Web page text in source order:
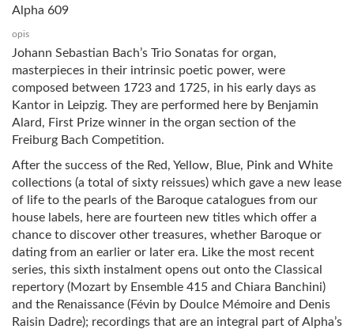
Alpha 609
opis
Johann Sebastian Bach’s Trio Sonatas for organ,
masterpieces in their intrinsic poetic power, were
composed between 1723 and 1725, in his early days as
Kantor in Leipzig. They are performed here by Benjamin
Alard, First Prize winner in the organ section of the
Freiburg Bach Competition.
After the success of the Red, Yellow, Blue, Pink and White
collections (a total of sixty reissues) which gave a new lease
of life to the pearls of the Baroque catalogues from our
house labels, here are fourteen new titles which offer a
chance to discover other treasures, whether Baroque or
dating from an earlier or later era. Like the most recent
series, this sixth instalment opens out onto the Classical
repertory (Mozart by Ensemble 415 and Chiara Banchini)
and the Renaissance (Févin by Doulce Mémoire and Denis
Raisin Dadre); recordings that are an integral part of Alpha’s